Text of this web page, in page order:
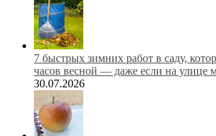
7 быстрых зимних работ в саду,
часов весной — даже если на улице
30.07.2026